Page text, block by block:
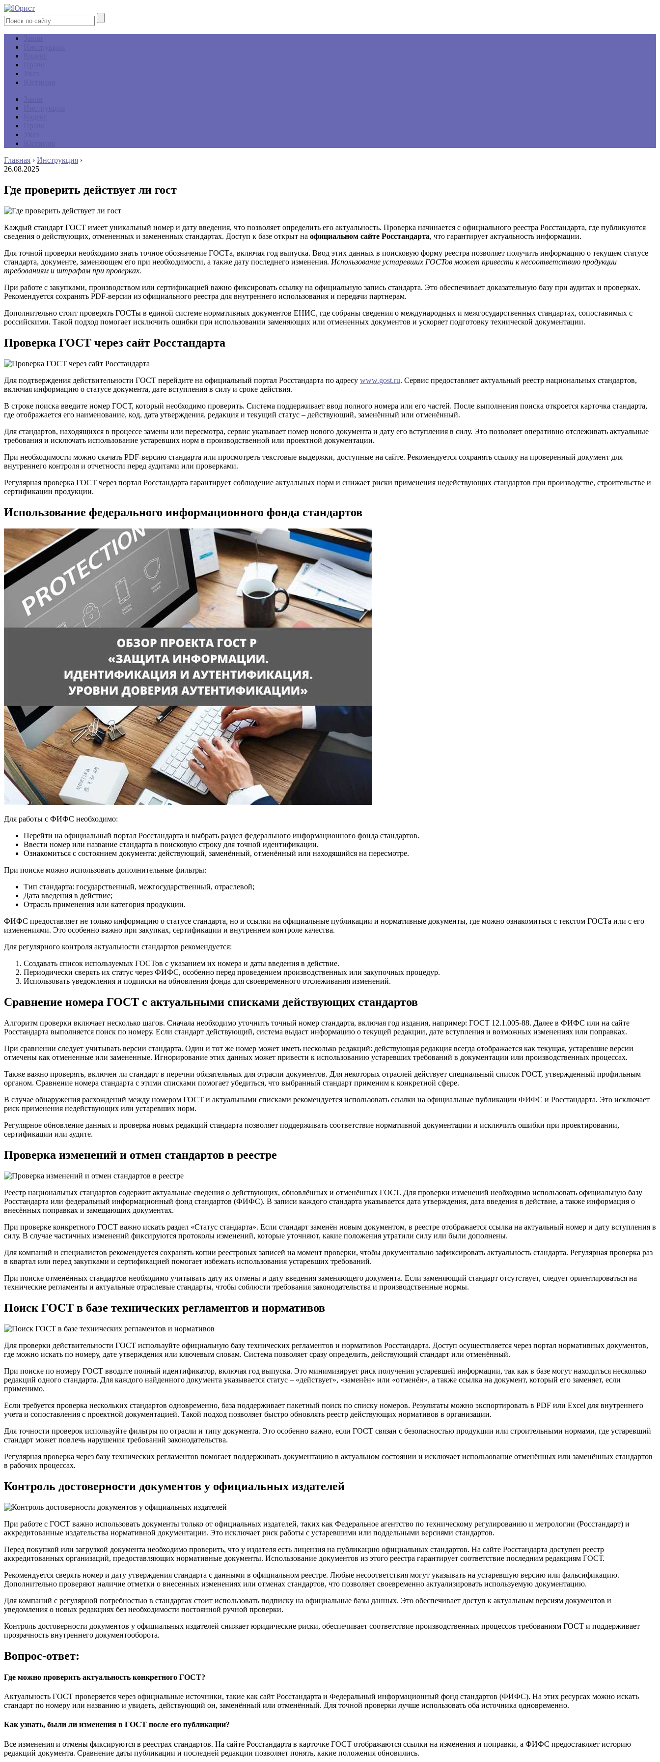
Главная › Инструкция ›
26.08.2025
Где проверить действует ли гост
Каждый стандарт ГОСТ имеет уникальный номер и дату введения, что позволяет определить его актуальность. Проверка начинается с официального реестра Росстандарта, где публикуются
сведения о действующих, отмененных и замененных стандартах. Доступ к базе открыт на официальном сайте Росстандарта, что гарантирует актуальность информации.
Для точной проверки необходимо знать точное обозначение ГОСТа, включая год выпуска. Ввод этих данных в поисковую форму реестра позволяет получить информацию о текущем статусе
стандарта, документе, заменяющем его при необходимости, а также дату последнего изменения. Использование устаревших ГОСТов может привести к несоответствию продукции
требованиям и штрафам при проверках.
При работе с закупками, производством или сертификацией важно фиксировать ссылку на официальную запись стандарта. Это обеспечивает доказательную базу при аудитах и проверках.
Рекомендуется сохранять PDF-версии из официального реестра для внутреннего использования и передачи партнерам.
Дополнительно стоит проверять ГОСТы в единой системе нормативных документов ЕНИС, где собраны сведения о международных и межгосударственных стандартах, сопоставимых с
российскими. Такой подход помогает исключить ошибки при использовании заменяющих или отмененных документов и ускоряет подготовку технической документации.
Проверка ГОСТ через сайт Росстандарта
Для подтверждения действительности ГОСТ перейдите на официальный портал Росстандарта по адресу www.gost.ru. Сервис предоставляет актуальный реестр национальных стандартов,
включая информацию о статусе документа, дате вступления в силу и сроке действия.
В строке поиска введите номер ГОСТ, который необходимо проверить. Система поддерживает ввод полного номера или его частей. После выполнения поиска откроется карточка стандарта,
где отображается его наименование, код, дата утверждения, редакция и текущий статус – действующий, заменённый или отменённый.
Для стандартов, находящихся в процессе замены или пересмотра, сервис указывает номер нового документа и дату его вступления в силу. Это позволяет оперативно отслеживать актуальные
требования и исключать использование устаревших норм в производственной или проектной документации.
При необходимости можно скачать PDF-версию стандарта или просмотреть текстовые выдержки, доступные на сайте. Рекомендуется сохранять ссылку на проверенный документ для
внутреннего контроля и отчетности перед аудитами или проверками.
Регулярная проверка ГОСТ через портал Росстандарта гарантирует соблюдение актуальных норм и снижает риски применения недействующих стандартов при производстве, строительстве и
сертификации продукции.
Использование федерального информационного фонда стандартов
Для работы с ФИФС необходимо:
Перейти на официальный портал Росстандарта и выбрать раздел федерального информационного фонда стандартов.
Ввести номер или название стандарта в поисковую строку для точной идентификации.
Ознакомиться с состоянием документа: действующий, заменённый, отменённый или находящийся на пересмотре.
При поиске можно использовать дополнительные фильтры:
Тип стандарта: государственный, межгосударственный, отраслевой;
Дата введения в действие;
Отрасль применения или категория продукции.
ФИФС предоставляет не только информацию о статусе стандарта, но и ссылки на официальные публикации и нормативные документы, где можно ознакомиться с текстом ГОСТа или с его
изменениями. Это особенно важно при закупках, сертификации и внутреннем контроле качества.
Для регулярного контроля актуальности стандартов рекомендуется:
Создавать список используемых ГОСТов с указанием их номера и даты введения в действие.
Периодически сверять их статус через ФИФС, особенно перед проведением производственных или закупочных процедур.
Использовать уведомления и подписки на обновления фонда для своевременного отслеживания изменений.
Сравнение номера ГОСТ с актуальными списками действующих стандартов
Алгоритм проверки включает несколько шагов. Сначала необходимо уточнить точный номер стандарта, включая год издания, например: ГОСТ 12.1.005-88. Далее в ФИФС или на сайте
Росстандарта выполняется поиск по номеру. Если стандарт действующий, система выдаст информацию о текущей редакции, дате вступления и возможных изменениях или поправках.
При сравнении следует учитывать версии стандарта. Один и тот же номер может иметь несколько редакций: действующая редакция всегда отображается как текущая, устаревшие версии
отмечены как отмененные или замененные. Игнорирование этих данных может привести к использованию устаревших требований в документации или производственных процессах.
Также важно проверять, включен ли стандарт в перечни обязательных для отрасли документов. Для некоторых отраслей действует специальный список ГОСТ, утвержденный профильным
органом. Сравнение номера стандарта с этими списками помогает убедиться, что выбранный стандарт применим к конкретной сфере.
В случае обнаружения расхождений между номером ГОСТ и актуальными списками рекомендуется использовать ссылки на официальные публикации ФИФС и Росстандарта. Это исключает
риск применения недействующих или устаревших норм.
Регулярное обновление данных и проверка новых редакций стандарта позволяет поддерживать соответствие нормативной документации и исключить ошибки при проектировании,
сертификации или аудите.
Проверка изменений и отмен стандартов в реестре
Реестр национальных стандартов содержит актуальные сведения о действующих, обновлённых и отменённых ГОСТ. Для проверки изменений необходимо использовать официальную базу
Росстандарта или федеральный информационный фонд стандартов (ФИФС). В записи каждого стандарта указывается дата утверждения, дата введения в действие, а также информация о
внесённых поправках и замещающих документах.
При проверке конкретного ГОСТ важно искать раздел «Статус стандарта». Если стандарт заменён новым документом, в реестре отображается ссылка на актуальный номер и дату вступления в
силу. В случае частичных изменений фиксируются протоколы изменений, которые уточняют, какие положения утратили силу или были дополнены.
Для компаний и специалистов рекомендуется сохранять копии реестровых записей на момент проверки, чтобы документально зафиксировать актуальность стандарта. Регулярная проверка раз
в квартал или перед закупками и сертификацией помогает избежать использования устаревших требований.
При поиске отменённых стандартов необходимо учитывать дату их отмены и дату введения заменяющего документа. Если заменяющий стандарт отсутствует, следует ориентироваться на
технические регламенты и актуальные отраслевые стандарты, чтобы соблюсти требования законодательства и производственные нормы.
Поиск ГОСТ в базе технических регламентов и нормативов
Для проверки действительности ГОСТ используйте официальную базу технических регламентов и нормативов Росстандарта. Доступ осуществляется через портал нормативных документов,
где можно искать по номеру, дате утверждения или ключевым словам. Система позволяет сразу определить, действующий стандарт или отменённый.
При поиске по номеру ГОСТ вводите полный идентификатор, включая год выпуска. Это минимизирует риск получения устаревшей информации, так как в базе могут находиться несколько
редакций одного стандарта. Для каждого найденного документа указывается статус – «действует», «заменён» или «отменён», а также ссылка на документ, который его заменяет, если
применимо.
Если требуется проверка нескольких стандартов одновременно, база поддерживает пакетный поиск по списку номеров. Результаты можно экспортировать в PDF или Excel для внутреннего
учета и сопоставления с проектной документацией. Такой подход позволяет быстро обновлять реестр действующих нормативов в организации.
Для точности проверок используйте фильтры по отрасли и типу документа. Это особенно важно, если ГОСТ связан с безопасностью продукции или строительными нормами, где устаревший
стандарт может повлечь нарушения требований законодательства.
Регулярная проверка через базу технических регламентов помогает поддерживать документацию в актуальном состоянии и исключает использование отменённых или заменённых стандартов
в рабочих процессах.
Контроль достоверности документов у официальных издателей
При работе с ГОСТ важно использовать документы только от официальных издателей, таких как Федеральное агентство по техническому регулированию и метрологии (Росстандарт) и
аккредитованные издательства нормативной документации. Это исключает риск работы с устаревшими или поддельными версиями стандартов.
Перед покупкой или загрузкой документа необходимо проверить, что у издателя есть лицензия на публикацию официальных стандартов. На сайте Росстандарта доступен реестр
аккредитованных организаций, предоставляющих нормативные документы. Использование документов из этого реестра гарантирует соответствие последним редакциям ГОСТ.
Рекомендуется сверять номер и дату утверждения стандарта с данными в официальном реестре. Любые несоответствия могут указывать на устаревшую версию или фальсификацию.
Дополнительно проверяют наличие отметки о внесенных изменениях или отменах стандартов, что позволяет своевременно актуализировать используемую документацию.
Для компаний с регулярной потребностью в стандартах стоит использовать подписку на официальные базы данных. Это обеспечивает доступ к актуальным версиям документов и
уведомления о новых редакциях без необходимости постоянной ручной проверки.
Контроль достоверности документов у официальных издателей снижает юридические риски, обеспечивает соответствие производственных процессов требованиям ГОСТ и поддерживает
прозрачность внутреннего документооборота.
Вопрос-ответ:
Где можно проверить актуальность конкретного ГОСТ?
Актуальность ГОСТ проверяется через официальные источники, такие как сайт Росстандарта и Федеральный информационный фонд стандартов (ФИФС). На этих ресурсах можно искать
стандарт по номеру или названию и увидеть, действующий он, заменённый или отменённый. Для точной проверки лучше использовать оба источника одновременно.
Как узнать, были ли изменения в ГОСТ после его публикации?
Все изменения и отмены фиксируются в реестрах стандартов. На сайте Росстандарта в карточке ГОСТ отображаются ссылки на изменения и поправки, а ФИФС предоставляет историю
редакций документа. Сравнение даты публикации и последней редакции позволяет понять, какие положения обновились.